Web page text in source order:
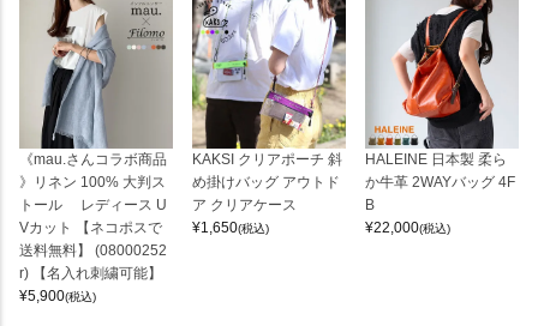
《mau.さんコラボ商品
》リネン 100% 大判ス
トール レディース U
Vカット 【ネコポスで
送料無料】 (08000252
r) 【名入れ刺繍可能】
¥5,900(税込)
KAKSI クリアポーチ 斜
め掛けバッグ アウトド
ア クリアケース
¥1,650(税込)
HALEINE 日本製 柔ら
か牛革 2WAYバッグ 4F
B
¥22,000(税込)